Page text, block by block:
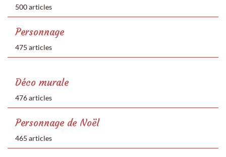
500 articles
Personnage
475 articles
Déco murale
476 articles
Personnage de Noël
465 articles